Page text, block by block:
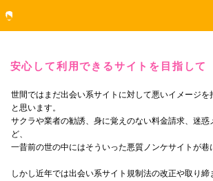
安心して利用できるサイトを目指して
世間ではまだ出会い系サイトに対して悪いイメージを
と思います。
サクラや業者の勧誘、身に覚えのない料金請求、迷惑
ど、
一昔前の世の中にはそういった悪質ノンケサイトが巷
しかし近年では出会い系サイト規制法の改正や取り締